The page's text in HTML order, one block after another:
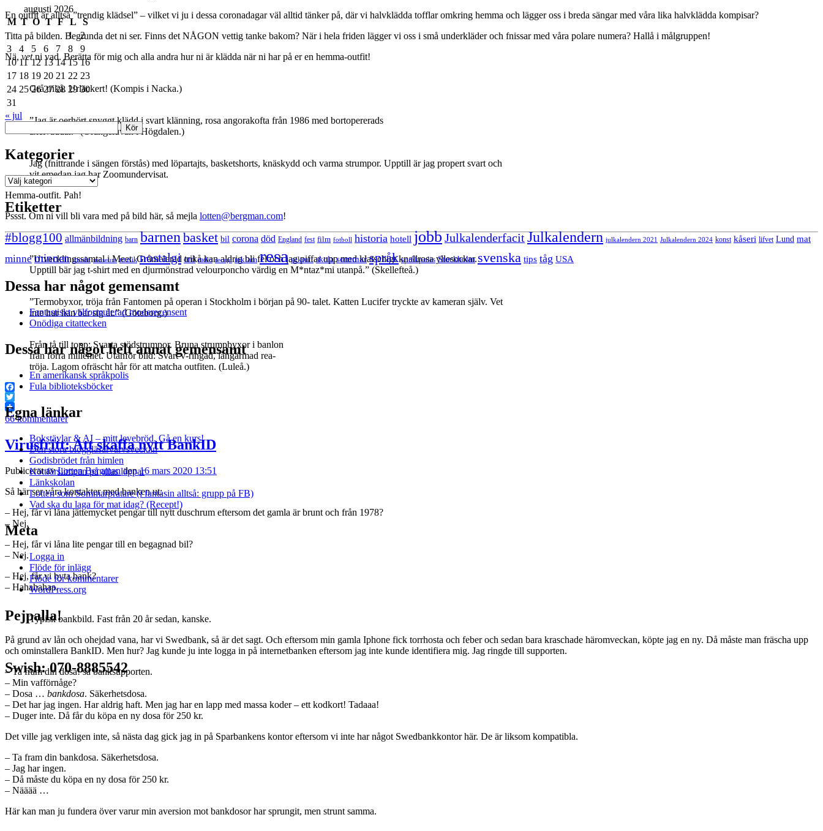
Sidopanel
augusti 2026
M T O T F L
S
1
2
3
4 5 6 7 8
9
10 11 12 13 14 15 16
17 18 19 20 21 22 23
24 25 26 27 28 29 30
31
« jul
Kategorier
Kategorier
Etiketter
#blogg100 allmänbildning barn barnenbasket bil corona död England fest film fotboll historia hotell jobbJulkalenderfacitJulkalendern julkalendern 2021 Julkalendern 2024 konst kåseri lifvet Lund mat
minne minnen mode museum musik nostalgi ord radio recept reklam resa sekrutt skola sommar språk språkpolis Stockholm svenska tips tåg USA
Dessa har något gemensamt
Fantastiskt välformulerad moderecensent
Onödiga citattecken
Dessa har något helt annat gemensamt
En amerikansk språkpolis
Fula biblioteksböcker
Egna länkar
Bokstävlar & AI – mitt levebröd. Gå en kurs!
Den stora bloggläsarvärvsveckan
Godisbrödet från himlen
Köttfärslimpan på allas läppar
Länkskolan
Lotten som Sommarpratare (i fantasin alltså: grupp på FB)
Vad ska du laga för mat idag? (Recept!)
Meta
Logga in
Flöde för inlägg
Flöde för kommentarer
WordPress.org
Pejpalla!
Swish: 070-8885542
En outfit är alltså ”trendig klädsel” – vilket vi ju i dessa coronadagar väl alltid tänker på, där vi halvklädda tofflar omkring hemma och lägger oss i breda sängar med våra lika halvklädda kompisar?
Titta på bilden. Begrunda det ni ser. Finns det NÅGON vettig tanke bakom? När i hela friden lägger vi oss i små underkläder och fnissar med våra polare numera? Hallå i målgruppen!
Nä,vetni vad. Berätta för mig och alla andra hur ni är klädda när ni har på er en hemma-outfit!
Grå trikå. Urläckert! (Kompis i Nacka.)
”Jag är oerhört snyggt klädd i svart klänning, rosa angorakofta från 1986 med bortopererads
axelvaddar.” (Orangeluvan i Högdalen.)
Jag (fnittrande i sängen förstås) med löpartajts, basketshorts, knäskydd och varma strumpor. Upptill är jag propert svart och
vit emedan jag har Zoomundervisat.
Hemma-outfit. Pah!
Pssst. Om ni vill bli vara med på bild här, så mejla lotten@bergman.com!
”Utvecklingssamtal i Meet. Gråmelerad trikå kan aldrig bli fel och jag piffar upp med klatschigt knallrosa yllesockar.
Upptill bär jag t-shirt med en djurmönstrad velourponcho värdig en M*ntaz*mi utanpå.” (Skellefteå.)
”Termobyxor, tröja från Fantomen på operan i Stockholm i början på 90- talet. Katten Lucifer tryckte av kameran själv. Vet
inte hur han bar sig åt.” (Göteborg.)
Från tå till topp: Svarta stödstrumpor. Bruna strumpbyxor i banlon
från förra milleniet. Utanför bild: Svart v-ringad, långärmad rea-
tröja. Lagom ofräscht hår för att matcha outfiten. (Luleå.)
Facebook
Twitter
66 kommentarer
Virusfritt: Att skaffa nytt BankID
Publicerat avLotten Bergmanden16 mars 2020 13:51
Så här ser våra kontakter med banken ut:
– Hej, får vi låna jättemycket pengar till nytt duschrum eftersom det gamla är brunt och från 1978?
– Nej.
– Hej, får vi låna lite pengar till en begagnad bil?
– Nej.
– Hej, får vi byta bank?
– Hahahahaa.
Typisk bankbild. Fast från 20 år sedan, kanske.
På grund av lån och ohejdad vana, har vi Swedbank, så är det sagt. Och eftersom min gamla Iphone fick torrhosta och feber och sedan bara kraschade häromveckan, köpte jag en ny. Då måste man fräscha upp
och ominstallera BankID. Men hur? Jag kunde ju inte logga in på internetbanken eftersom jag inte kunde identifiera mig. Jag ringde till supporten.
– Ta fram din dosa! sa banksupporten.
– Min vafförnåge?
– Dosa … bankdosa. Säkerhetsdosa.
– Det har jag ingen. Har aldrig haft. Men jag har en lapp med massa koder – ett kodkort! Tadaaa!
– Duger inte. Då får du köpa en ny dosa för 250 kr.
Det ville jag verkligen inte, så nästa dag gick jag in på Sparbankens kontor eftersom vi inte har något Swedbankkontor här. De är liksom kompatibla.
– Ta fram din bankdosa. Säkerhetsdosa.
– Jag har ingen.
– Då måste du köpa en ny dosa för 250 kr.
– Nääää …
Här kan man ju fundera över varur min aversion mot bankdosor har sprungit, men strunt samma.